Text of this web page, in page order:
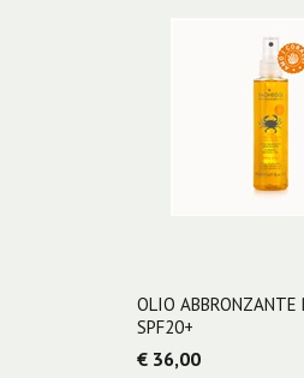
OLIO ABBRONZANTE
SPF20+
€ 36,00